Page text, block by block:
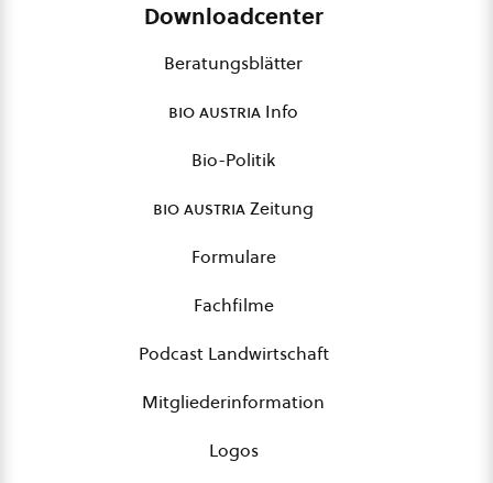
Downloadcenter
Beratungsblätter
bio austria Info
Bio-Politik
bio austriaZeitung
Formulare
Fachfilme
Podcast Landwirtschaft
Mitgliederinformation
Logos